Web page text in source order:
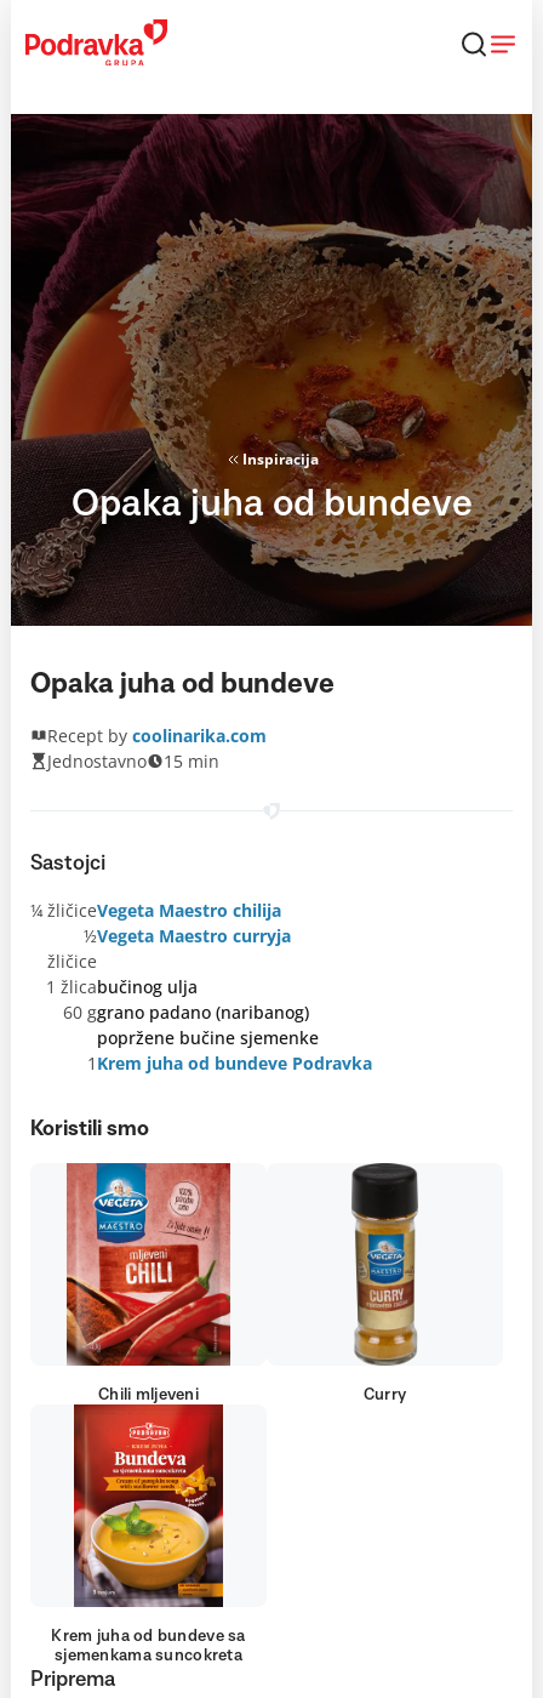
content
Inspiracija
Opaka juha od bundeve
Opaka juha od bundeve
Recept by coolinarika.com
Jednostavno
15 min
Sastojci
¼ žličiceVegeta Maestro chilija
½
žličice
Vegeta Maestro curryja
1 žlicabučinog ulja
60 ggrano padano (naribanog)
popržene bučine sjemenke
1 Krem juha od bundeve Podravka
Koristili smo
Chili mljeveni Curry
Krem juha od bundeve sa
sjemenkama suncokreta
Priprema